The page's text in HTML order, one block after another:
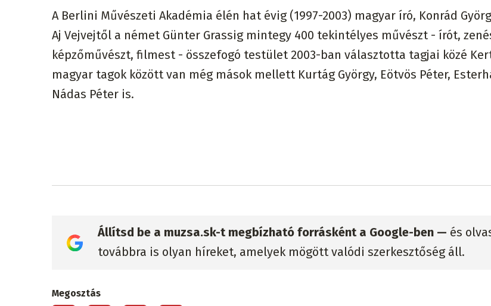
A Berlini Művészeti Akadémia élén hat évig (1997-2003) magyar író, Konrád
Aj Vejvejtől a német Günter Grassig mintegy 400 tekintélyes művészt - írót,
képzőművészt, filmest - összefogó testület 2003-ban választotta tagjai közé
magyar tagok között van még mások mellett Kurtág György, Eötvös Péter,
Nádas Péter is.
Állítsd be a muzsa.sk-t megbízható forrásként a Google-ben — és
továbbra is olyan híreket, amelyek mögött valódi szerkesztőség áll.
Megosztás